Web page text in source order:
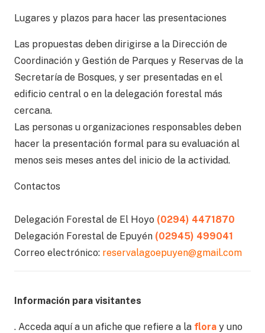
Lugares y plazos para hacer las presentaciones
Las propuestas deben dirigirse a la Dirección de
Coordinación y Gestión de Parques y Reservas de la
Secretaría de Bosques, y ser presentadas en el
edificio central o en la delegación forestal más
cercana.
Las personas u organizaciones responsables deben
hacer la presentación formal para su evaluación al
menos seis meses antes del inicio de la actividad.
Contactos
Delegación Forestal de El Hoyo (0294) 4471870
Delegación Forestal de Epuyén (02945) 499041
Correo electrónico: reservalagoepuyen@gmail.com
Información para visitantes
. Acceda aquí a un afiche que refiere a la flora y uno